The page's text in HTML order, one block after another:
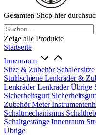
Gesamten Shop hier
Zeige alle Produkte
Startseite
Innenraum
Sitze & Zubehör Schalensitze
Stuhlschiene Lenkräder &
LenkräderLenkräder Übrige
Sicherheitsgurt
ZubehörMeter
Schaltmechanismus
Schaltgestänge Innenraum
Übrige